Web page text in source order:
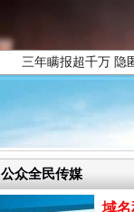
中
中
中
公众全民传媒
域